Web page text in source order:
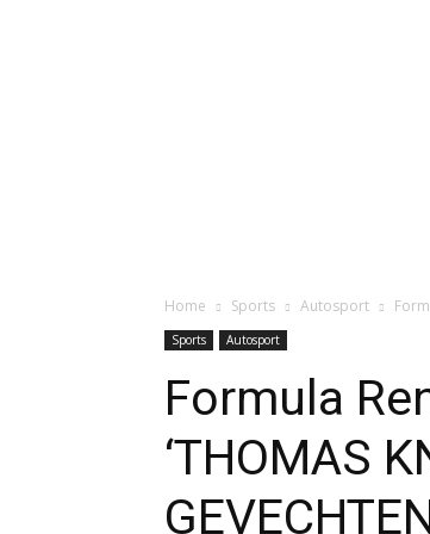
Home Sports Autosport
Sports Autosport
Formula
‘THOMAS